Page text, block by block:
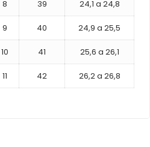
8 39 24,1 a 24,8
9 40 24,9 a 25,5
10 41 25,6 a 26,1
11 42 26,2 a 26,8